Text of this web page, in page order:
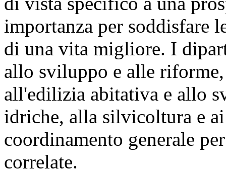
importanza per soddisfare
di una vita migliore. I
allo sviluppo e alle
all'edilizia abitativa e allo
idriche, alla silvicoltura e
coordinamento generale
correlate.